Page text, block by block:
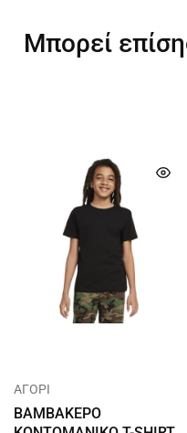
Μπορεί
ΑΓΟΡΙ
ΒΑΜΒΑΚΕΡΟ